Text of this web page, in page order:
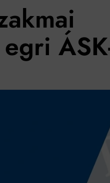
Az ördög még mindig
Mindenki a világot akarja
lapostetők: a bevált
szerint akár 5 százalékkal is
Munkácsy nem